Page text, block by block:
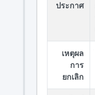
ประกาศ
เหตุผล
การ
ยกเลิก